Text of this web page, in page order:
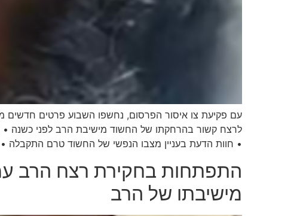
עם פקיעת צו איסור הפרסום, נחשפו השבוע פרטים
לרצח קשור בהרחקתו של החשוד מישיבת הרב לפני כשנה •
• חוות הדעת בעניין מצבו הנפשי של החשוד טרם התקבלה •
התפתחות בחקירת רצח הרב
מישיבתו של הרב